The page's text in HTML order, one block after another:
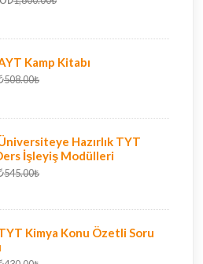
Kamp Kitabı
508.00₺
Hazırlık TYT
İşleyiş Modülleri
545.00₺
Kimya Konu Özetli Soru